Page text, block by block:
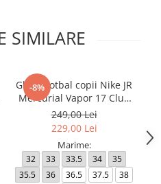
SIMILARE
-8%
Ghete fotbal copii Nike JR
Mercurial Vapor 17 Club
FG/MG
249,00 Lei
229,00 Lei
Marime:
32 33 33.5 34
35
35.5
36 36.5 37.5
38